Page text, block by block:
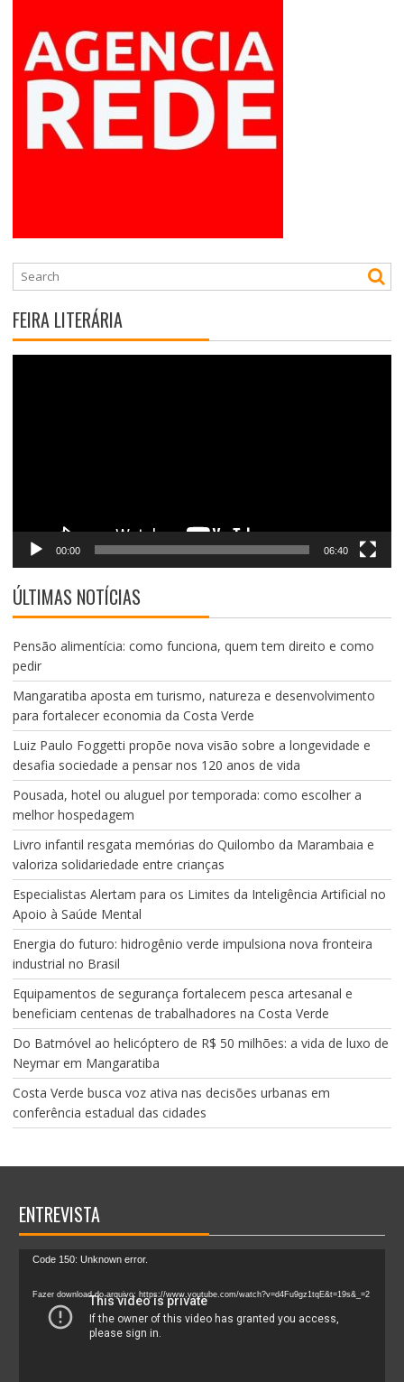
FEIRA LITERÁRIA
00:00 06:40
ÚLTIMAS NOTÍCIAS
Pensão alimentícia: como funciona, quem tem direito e como
pedir
Mangaratiba aposta em turismo, natureza e desenvolvimento
para fortalecer economia da Costa Verde
Luiz Paulo Foggetti propõe nova visão sobre a longevidade e
desafia sociedade a pensar nos 120 anos de vida
Pousada, hotel ou aluguel por temporada: como escolher a
melhor hospedagem
Livro infantil resgata memórias do Quilombo da Marambaia e
valoriza solidariedade entre crianças
Especialistas Alertam para os Limites da Inteligência Artificial no
Apoio à Saúde Mental
Energia do futuro: hidrogênio verde impulsiona nova fronteira
industrial no Brasil
Equipamentos de segurança fortalecem pesca artesanal e
beneficiam centenas de trabalhadores na Costa Verde
Do Batmóvel ao helicóptero de R$ 50 milhões: a vida de luxo de
Neymar em Mangaratiba
Costa Verde busca voz ativa nas decisões urbanas em
conferência estadual das cidades
ENTREVISTA
Tocador
vídeo
Code 150: Unknown error.
Fazer download do arquivo: https://www.youtube.com/watch?v=d4Fu9gz1tqE&t=19s&_=2